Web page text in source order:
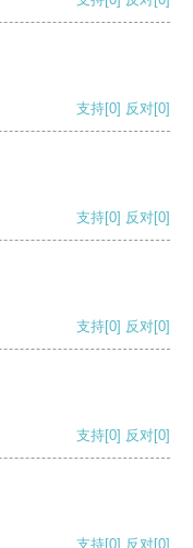
支持[0] 反对[0]
支持[0] 反对[0]
支持[0] 反对[0]
支持[0] 反对[0]
支持[0] 反对[0]